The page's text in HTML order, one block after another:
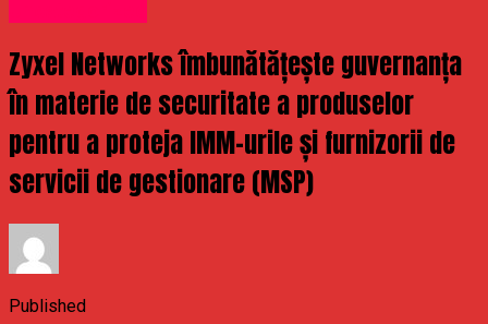
Zyxel Networks îmbunătățește guvernanța
în materie de securitate a produselor
pentru a proteja IMM-urile și furnizorii de
servicii de gestionare (MSP)
Published